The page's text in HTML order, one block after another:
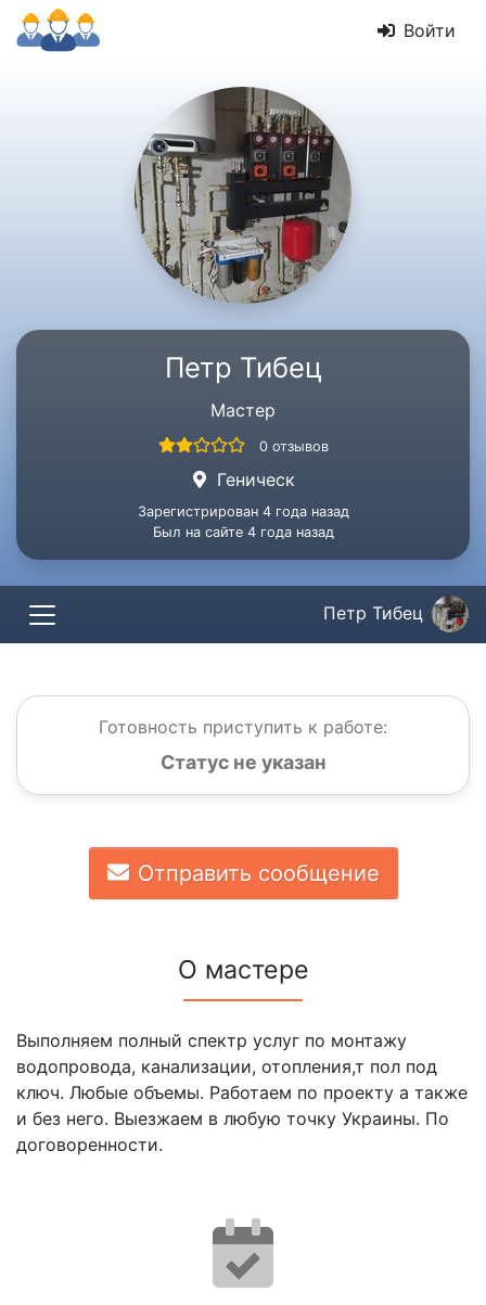
Войти
Петр Тибец
Мастер
0 отзывов
Геническ
Зарегистрирован 4 года назад
Был на сайте 4 года назад
Петр Тибец
Готовность приступить к работе:
Статус не указан
Отправить сообщение
О мастере
Выполняем полный спектр услуг по монтажу
водопровода, канализации, отопления,т пол под
ключ. Любые объемы. Работаем по проекту а также
и без него. Выезжаем в любую точку Украины. По
договоренности.